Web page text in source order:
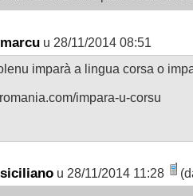
marcu u 28/11/2014 08:51
imparà a lingua corsa o
impara-u-corsu
siciliano u 28/11/2014 11:28